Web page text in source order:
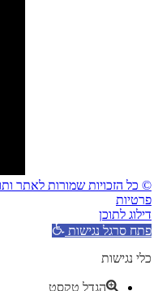
© כל הזכויות שמורות לאתר
פרטיות
דילוג לתוכן
פתח סרגל נגישות
כלי נגישות
הגדל טקסט